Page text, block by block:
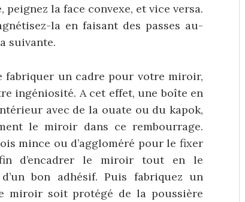
la face convexe, et vice versa.
la en faisant des passes au-
suivante.
fabriquer un cadre pour votre miroir,
ingéniosité. A cet effet, une boîte en
avec de la ouate ou du kapok,
le miroir dans ce rembourrage.
mince ou d’aggloméré pour le fixer
d’encadrer le miroir tout en le
bon adhésif. Puis fabriquez un
miroir soit protégé de la poussière